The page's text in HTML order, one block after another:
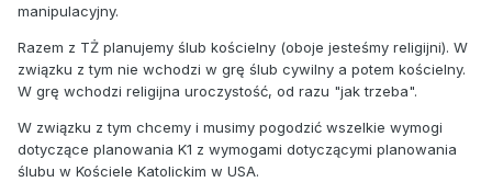
manipulacyjny.
Razem z TŻ planujemy ślub kościelny (oboje jesteśmy religijni). W
związku z tym nie wchodzi w grę ślub cywilny a potem kościelny.
W grę wchodzi religijna uroczystość, od razu "jak trzeba".
W związku z tym chcemy i musimy pogodzić wszelkie wymogi
dotyczące planowania K1 z wymogami dotyczącymi planowania
ślubu w Kościele Katolickim w USA.